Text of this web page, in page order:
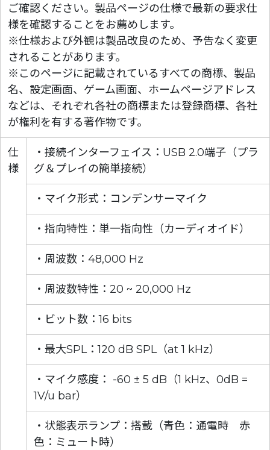
ご確認ください。製品ページの仕様で最新の要求仕
様を確認することをお薦めします。
※仕様および外観は製品改良のため、予告なく変更
されることがあります。
※このページに記載されているすべての商標、製品
名、設定画面、ゲーム画面、ホームページアドレス
などは、それぞれ各社の商標または登録商標、各社
が権利を有する著作物です。
仕
様
・接続インターフェイス：USB 2.0端子（プラ
グ＆プレイの簡単接続）
・マイク形式：コンデンサーマイク
・指向特性：単一指向性（カーディオイド）
・周波数：48,000 Hz
・周波数特性：20 ~ 20,000 Hz
・ビット数：16 bits
・最大SPL：120 dB SPL（at 1 kHz）
・マイク感度： -60 ± 5 dB（1 kHz、0dB =
1V/u bar）
・状態表示ランプ：搭載（青色：通電時 赤
色：ミュート時）